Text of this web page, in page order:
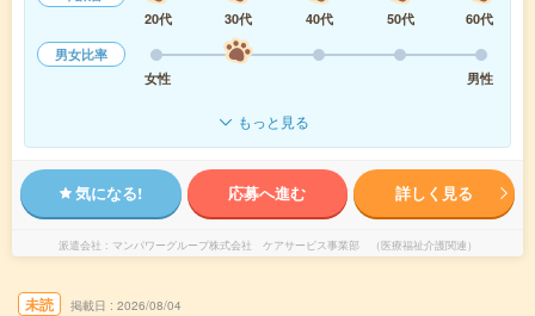
20代
30代 40代 50代
60代
男女比率
女性
男性
もっと見る
気になる! 応募へ進む 詳しく見る
派遣会社 マンパワーグループ株式会社 ケアサービス事業部 （医療福祉介護関連）
未読 掲載日 2026/08/04